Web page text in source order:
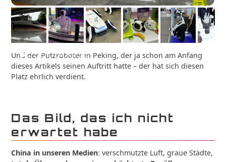
Und der Putzroboter in Peking, der ja schon am Anfang
dieses Artikels seinen Auftritt hatte – der hat sich diesen
Platz ehrlich verdient.
Das Bild, das ich nicht
erwartet habe
China in unseren Medien: verschmutzte Luft, graue Städte,